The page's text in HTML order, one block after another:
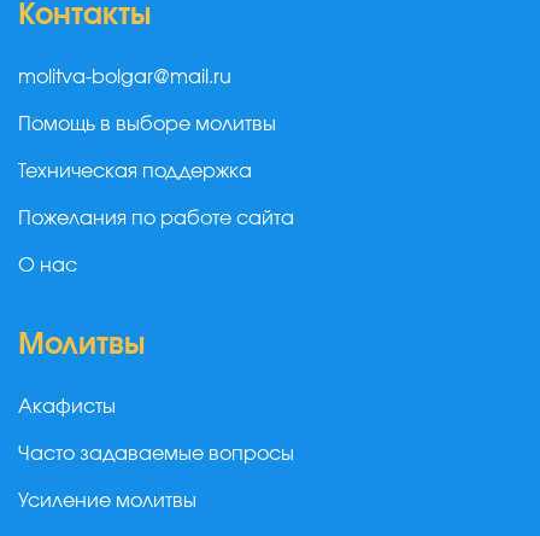
Контакты
molitva-bolgar@mail.ru
Помощь в выборе молитвы
Техническая поддержка
Пожелания по работе сайта
О нас
Молитвы
Акафисты
Часто задаваемые вопросы
Усиление молитвы